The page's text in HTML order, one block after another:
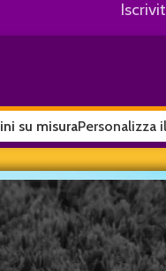
su misuraPersonalizza
/Zerbino su misura in